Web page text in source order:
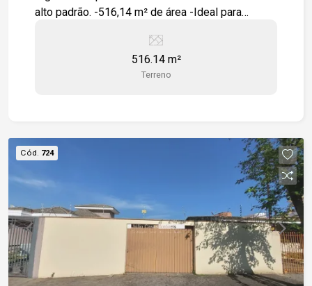
alto padrão. -516,14 m² de área -Ideal para
oportunidade para investir ou desenvolver seu
516.14 m²
Terreno
Cód. 724